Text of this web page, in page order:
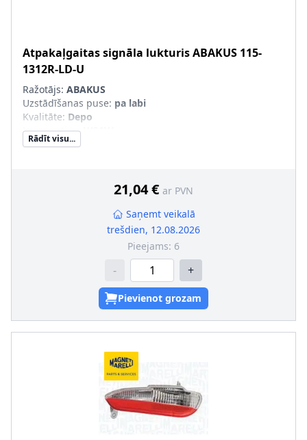
Atpakaļgaitas signāla lukturisABAKUS 115-
1312R-LD-U
Ražotājs: ABAKUS
Uzstādīšanas puse: pa labi
Kvalitāte: Depo
Lampas tips:
Komponenti:
Krievija
Rādīt visu...
21,04 € ar PVN
Saņemt veikalā
trešdien, 12.08.2026
Pieejams: 6
- +
Pievienot grozam